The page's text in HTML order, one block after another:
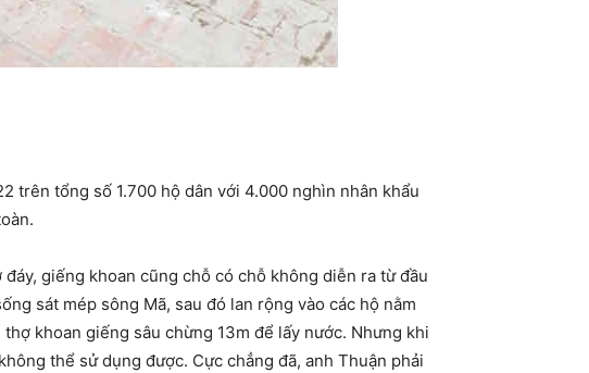
trên tổng số 1.700 hộ dân với 4.000 nghìn nhân khẩu
giếng khoan cũng chỗ có chỗ không diễn ra từ đầu
sát mép sông Mã, sau đó lan rộng vào các hộ nằm
khoan giếng sâu chừng 13m để lấy nước. Nhưng khi
thể sử dụng được. Cực chẳng đã, anh Thuận phải